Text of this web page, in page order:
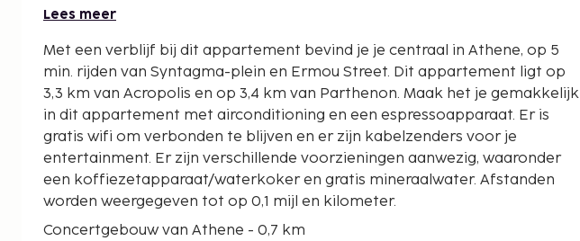
Lees meer
Met een verblijf bij dit appartement bevind je je centraal in Athene, op 5
min. rijden van Syntagma-plein en Ermou Street. Dit appartement ligt op
3,3 km van Acropolis en op 3,4 km van Parthenon. Maak het je gemakkelijk
in dit appartement met airconditioning en een espressoapparaat. Er is
gratis wifi om verbonden te blijven en er zijn kabelzenders voor je
entertainment. Er zijn verschillende voorzieningen aanwezig, waaronder
een koffiezetapparaat/waterkoker en gratis mineraalwater. Afstanden
worden weergegeven tot op 0,1 mijl en kilometer.
Concertgebouw van Athene - 0,7 km